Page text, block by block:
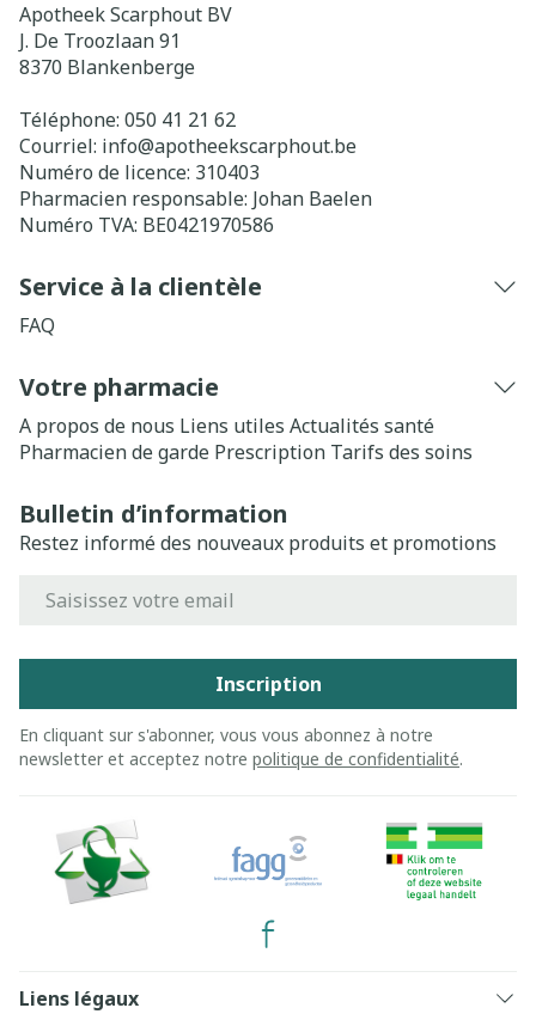
Apotheek Scarphout BV
J. De Troozlaan 91
8370 Blankenberge
Téléphone: 050 41 21 62
Courriel: info@apotheekscarphout.be
Numéro de licence: 310403
Pharmacien responsable: Johan Baelen
Numéro TVA: BE0421970586
Service à la clientèle
FAQ
Votre pharmacie
A propos de nous Liens utiles Actualités santé
Pharmacien de garde Prescription Tarifs des soins
Bulletin d’information
Restez informé des nouveaux produits et promotions
Inscription
En cliquant sur s'abonner, vous vous abonnez à notre
newsletter et acceptez notre politique de confidentialité.
Liens légaux